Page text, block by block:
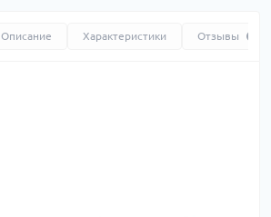
Описание Характеристики Отзывы